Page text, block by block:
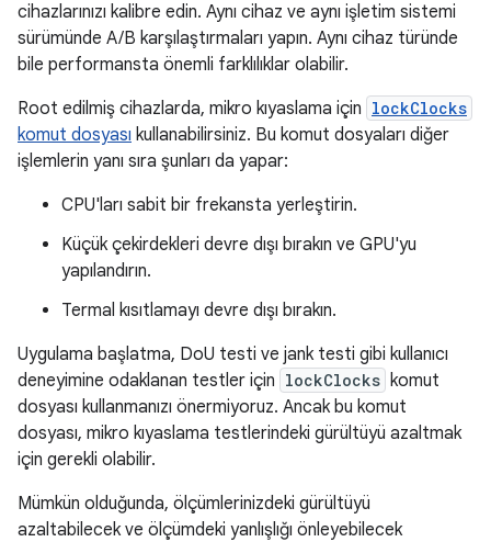
cihazlarınızı kalibre edin. Aynı cihaz ve aynı işletim sistemi
sürümünde A/B karşılaştırmaları yapın. Aynı cihaz türünde
bile performansta önemli farklılıklar olabilir.
Root edilmiş cihazlarda, mikro kıyaslama için lockClocks
komut dosyası kullanabilirsiniz. Bu komut dosyaları diğer
işlemlerin yanı sıra şunları da yapar:
CPU'ları sabit bir frekansta yerleştirin.
Küçük çekirdekleri devre dışı bırakın ve GPU'yu
yapılandırın.
Termal kısıtlamayı devre dışı bırakın.
Uygulama başlatma, DoU testi ve jank testi gibi kullanıcı
deneyimine odaklanan testler için lockClocks komut
dosyası kullanmanızı önermiyoruz. Ancak bu komut
dosyası, mikro kıyaslama testlerindeki gürültüyü azaltmak
için gerekli olabilir.
Mümkün olduğunda, ölçümlerinizdeki gürültüyü
azaltabilecek ve ölçümdeki yanlışlığı önleyebilecek